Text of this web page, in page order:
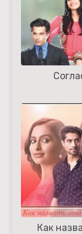
Как